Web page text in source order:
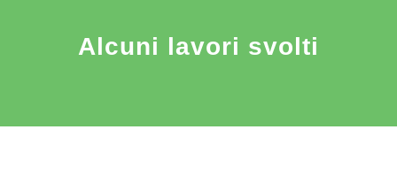
Alcuni lavori svolti